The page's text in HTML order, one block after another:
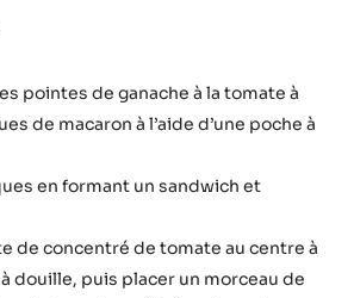
pointes de ganache à la tomate à
de macaron à l’aide d’une poche à
en formant un sandwich et
de concentré de tomate au centre à
à douille, puis placer un morceau de